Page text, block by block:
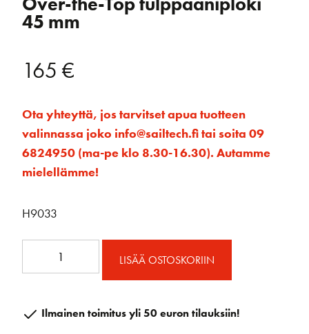
45 mm
165 €
Ota yhteyttä, jos tarvitset apua tuotteen
valinnassa joko info@sailtech.fi tai soita 09
6824950 (ma-pe klo 8.30-16.30). Autamme
mielellämme!
H9033
tulppaaniploki
LISÄÄ OSTOSKORIIN
Ilmainen toimitus yli 50 euron tilauksiin!